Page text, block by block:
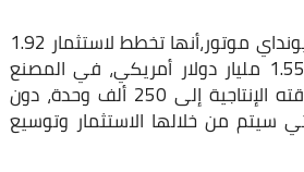
وفي بيان لها، أكدت هيونداي موتور،أنها تخطط لاستثمار 1.92
تريليون وون ما يعادل 1.55 مليار دولار أمريكي، في المصنع
الجديد، بهدف زيادة طاقته الإنتاجية إلى 250 ألف وحدة، دون
سيتم من خلالها الاستثمار وتوسيع